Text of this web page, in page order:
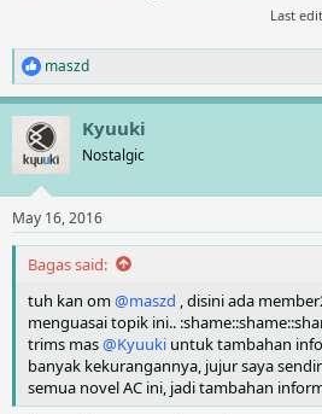
Last
R
e
a
c
t
i
n
s
:
maszd
Kyuuki
Nostalgic
May 16, 2016
Bagas said:
tuh kan om@maszd , disini ada
menguasai topik ini..
trims mas@Kyuuki untuk tambahan
banyak kekurangannya, jujur saya
semua novel AC ini, jadi tambahan